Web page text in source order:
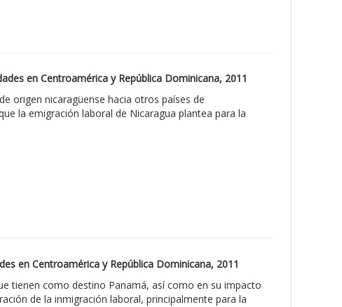
en Centroamérica y República Dominicana, 2011
origen nicaragüense hacia otros países de
la emigración laboral de Nicaragua plantea para la
en Centroamérica y República Dominicana, 2011
tienen como destino Panamá, así como en su impacto
de la inmigración laboral, principalmente para la